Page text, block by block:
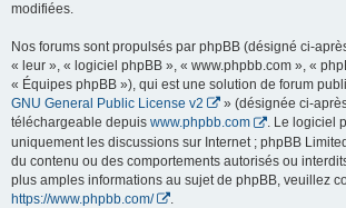
modifiées.
Nos forums sont propulsés par phpBB (désigné ci-
« leur », « logiciel phpBB », « www.phpbb.com », «
« Équipes phpBB »), qui est une solution de forum
GNU General Public License v2
» (désignée ci-
téléchargeable depuis www.phpbb.com
. Le logiciel
uniquement les discussions sur Internet ; phpBB
du contenu ou des comportements autorisés ou
plus amples informations au sujet de phpBB, veuillez
https://www.phpbb.com/